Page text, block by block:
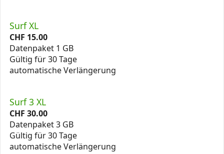
Surf XL
CHF 15.00
Datenpaket 1 GB
Gültig für 30 Tage
automatische Verlängerung
Surf 3 XL
CHF 30.00
Datenpaket 3 GB
Gültig für 30 Tage
automatische Verlängerung